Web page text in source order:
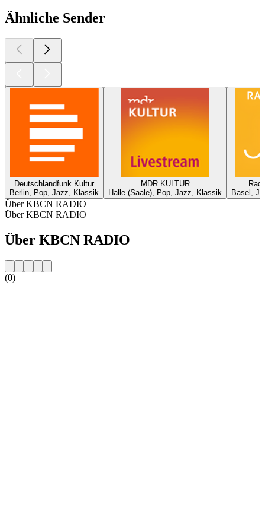
Ähnliche Sender
Deutschlandfunk Kultur
Berlin, Pop, Jazz, Klassik
MDR KULTUR
Halle (Saale), Pop, Jazz, Klassik
Basel,
Über KBCN RADIO
Über KBCN RADIO
Über KBCN RADIO
(0)